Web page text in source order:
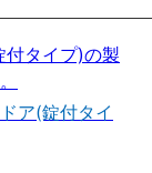
ア(錠付タイ